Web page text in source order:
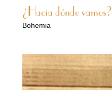
¿Hacia dónde vamos?
Bohemia